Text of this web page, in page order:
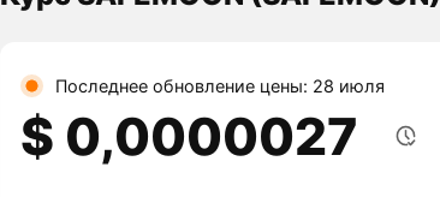
Последнее обновление цены: 28 июля
$ 0,0000027